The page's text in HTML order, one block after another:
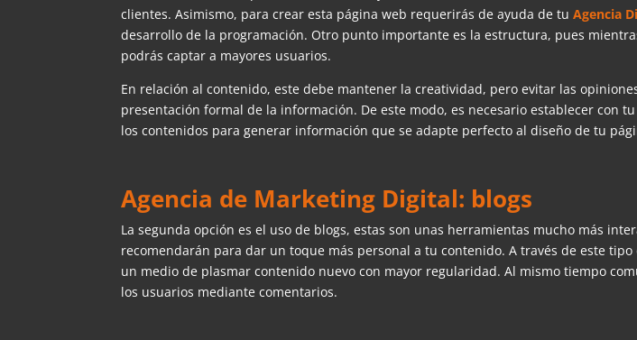
clientes. Asimismo, para crear esta página web requerirás de ayuda de tuAgencia
desarrollo de la programación. Otro punto importante es la estructura, pues
podrás captar a mayores usuarios.
En relación al contenido, este debe mantener la creatividad, pero evitar las
presentación formal de la información. De este modo, es necesario establecer con
los contenidos para generar información que se adapte perfecto al diseño de tu
Agencia de Marketing Digital: blogs
La segunda opción es el uso de blogs, estas son unas herramientas mucho más
recomendarán para dar un toque más personal a tu contenido. A través de este
un medio de plasmar contenido nuevo con mayor regularidad. Al mismo tiempo
los usuarios mediante comentarios.